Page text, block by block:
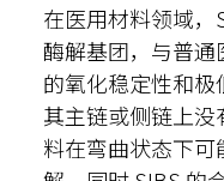
在医用材料领域
酶解基团，与普
的氧化稳定性和
其主链或侧链上
料在弯曲状态下